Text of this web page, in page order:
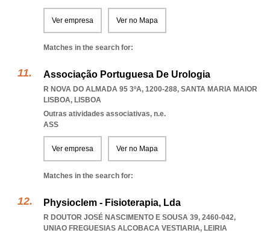
Ver empresa Ver no Mapa
Matches in the search for:
Associação Portuguesa De Urologia
R NOVA DO ALMADA 95 3ºA, 1200-288, SANTA MARIA MAIOR
LISBOA, LISBOA
Outras atividades associativas, n.e.
ASS
Ver empresa Ver no Mapa
Matches in the search for:
Physioclem - Fisioterapia, Lda
R DOUTOR JOSÉ NASCIMENTO E SOUSA 39, 2460-042,
UNIAO FREGUESIAS ALCOBACA VESTIARIA, LEIRIA